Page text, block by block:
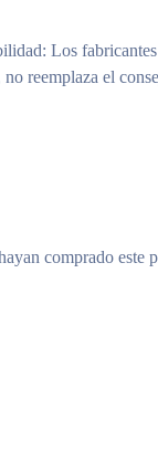
: Los
reemplaza el
comprado este